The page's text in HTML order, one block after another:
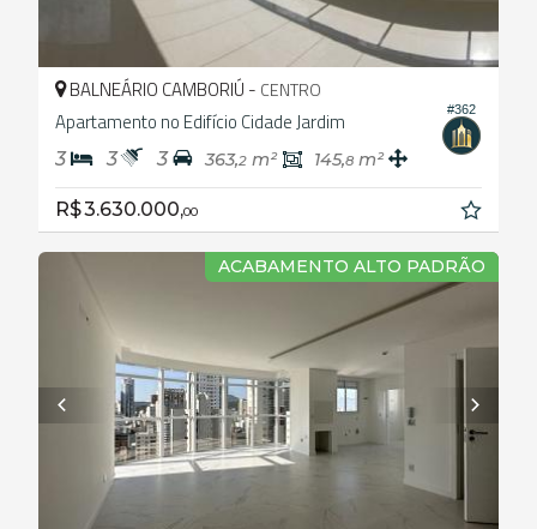
#362
BALNEÁRIO CAMBORIÚ - CENTRO
Apartamento no Edifício Cidade Jardim
3 3 3 363,2 m² 145,8 m²
R$ 3.630.000,00
ACABAMENTO ALTO PADRÃO